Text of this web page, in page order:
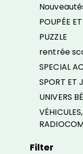
POUPÉE
PUZZLE
rentrée
SPECIAL
SPORT ET
UNIVERS
Filter